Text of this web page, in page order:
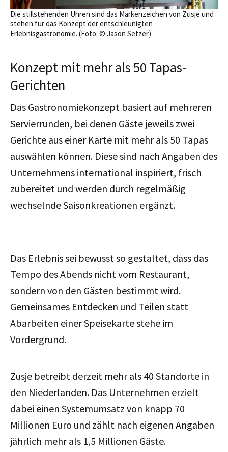
Die stillstehenden Uhren sind das Markenzeichen von Zusje und
stehen für das Konzept der entschleunigten
Erlebnisgastronomie. (Foto: © Jason Setzer)
Konzept mit mehr als 50 Tapas-
Gerichten
Das Gastronomiekonzept basiert auf mehreren
Servierrunden, bei denen Gäste jeweils zwei
Gerichte aus einer Karte mit mehr als 50 Tapas
auswählen können. Diese sind nach Angaben des
Unternehmens international inspiriert, frisch
zubereitet und werden durch regelmäßig
wechselnde Saisonkreationen ergänzt.
Das Erlebnis sei bewusst so gestaltet, dass das
Tempo des Abends nicht vom Restaurant,
sondern von den Gästen bestimmt wird.
Gemeinsames Entdecken und Teilen statt
Abarbeiten einer Speisekarte stehe im
Vordergrund.
Zusje betreibt derzeit mehr als 40 Standorte in
den Niederlanden. Das Unternehmen erzielt
dabei einen Systemumsatz von knapp 70
Millionen Euro und zählt nach eigenen Angaben
jährlich mehr als 1,5 Millionen Gäste.